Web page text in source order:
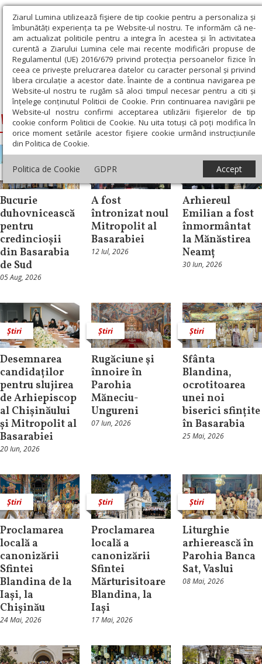
Ziarul Lumina utilizează fişiere de tip cookie pentru a personaliza și
îmbunătăți experiența ta pe Website-ul nostru. Te informăm că ne-
am actualizat politicile pentru a integra în acestea și în activitatea
curentă a Ziarului Lumina cele mai recente modificări propuse de
Regulamentul (UE) 2016/679 privind protecția persoanelor fizice în
ceea ce privește prelucrarea datelor cu caracter personal și privind
libera circulație a acestor date. Înainte de a continua navigarea pe
Website-ul nostru te rugăm să aloci timpul necesar pentru a citi și
înțelege conținutul Politicii de Cookie. Prin continuarea navigării pe
Website-ul nostru confirmi acceptarea utilizării fişierelor de tip
cookie conform Politicii de Cookie. Nu uita totuși că poți modifica în
orice moment setările acestor fişiere cookie urmând instrucțiunile
din Politica de Cookie.
Politica de Cookie GDPR Accept
Ziarul Lumina › Veniamin, Episcopul Basarabiei de Sud
Veniamin, Episcopul Basarabiei de Sud
Știri
Bucurie
duhovnicească
pentru
credincioșii
din Basarabia
de Sud
05 Aug, 2026
Știri
A fost
întronizat noul
Mitropolit al
Basarabiei
12 Iul, 2026
Arhiereul
Emilian a fost
înmormântat
la Mănăstirea
Neamț
30 Iun, 2026
Știri
Desemnarea
candidaților
pentru slujirea
de Arhiepiscop
al Chișinăului
și Mitropolit al
Basarabiei
20 Iun, 2026
Știri
Rugăciune şi
înnoire în
Parohia
Măneciu-
Ungureni
07 Iun, 2026
Știri
Sfânta
Blandina,
ocrotitoarea
unei noi
biserici sfințite
în Basarabia
25 Mai, 2026
Știri
Proclamarea
locală a
canonizării
Sfintei
Blandina de la
Iași, la
Chișinău
24 Mai, 2026
Știri
Proclamarea
locală a
canonizării
Sfintei
Mărturisitoare
Blandina, la
Iași
17 Mai, 2026
Știri
Liturghie
arhierească în
Parohia Banca
Sat, Vaslui
08 Mai, 2026